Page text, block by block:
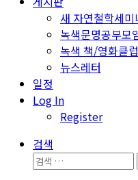
새 자연철학세
녹색문명공부모
녹색 책/영화클
뉴스레터
일정
Log In
Register
검색
검